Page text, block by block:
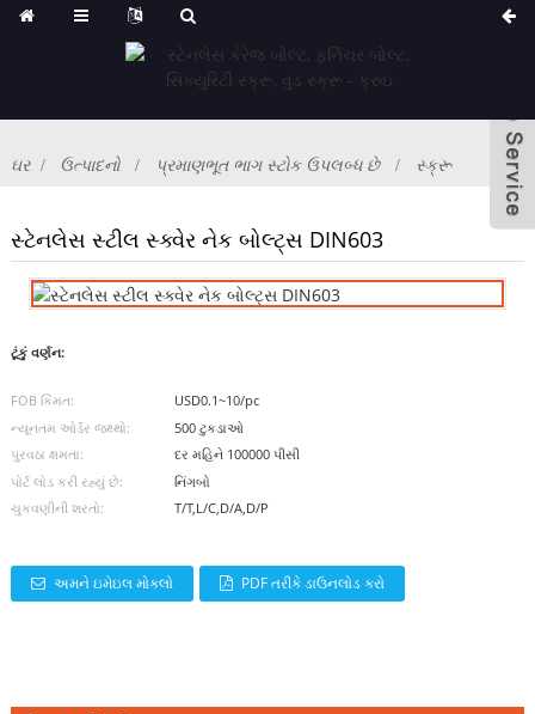
ઘર ઉત્પાદનો પ્રમાણભૂત ભાગ સ્ટોક ઉપલબ્ધ છે સ્ક્રૂ
સ્ટેનલેસ સ્ટીલ સ્ક્વેર નેક બોલ્ટ્સ DIN603
ટૂંકું વર્ણન:
FOB કિંમત:
USD0.1~10/pc
ન્યૂનતમ ઓર્ડર જથ્થો:
500 ટુકડાઓ
પુરવઠા ક્ષમતા:
દર મહિને 100000 પીસી
પોર્ટ લોડ કરી રહ્યું છે:
નિંગબો
ચુકવણીની શરતો:
T/T,L/C,D/A,D/P
અમને ઇમેઇલ મોકલો PDF તરીકે ડાઉનલોડ કરો